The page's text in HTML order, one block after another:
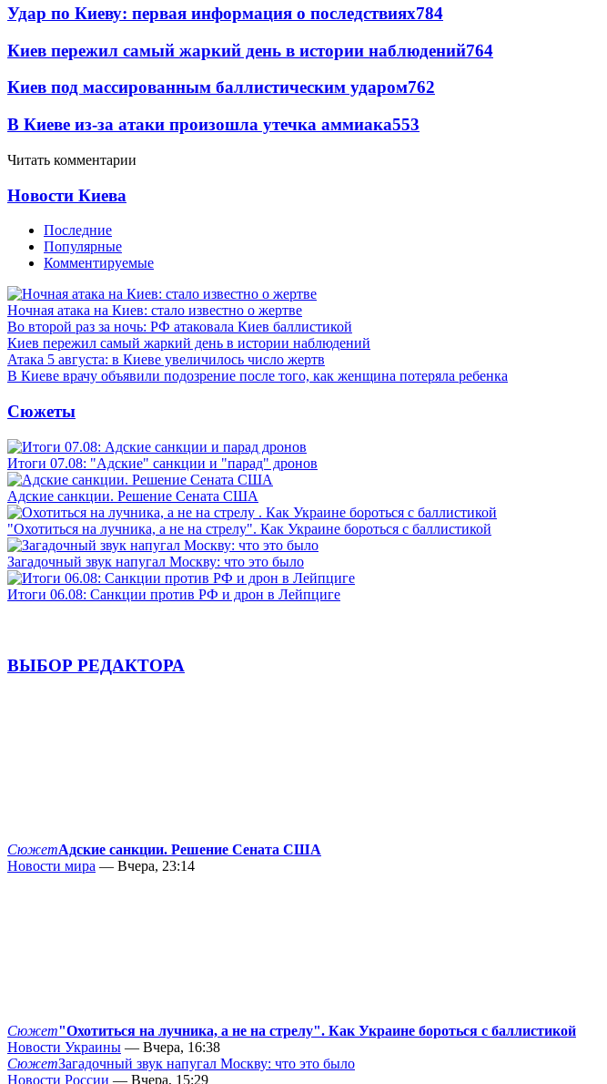
Удар по Киеву: первая информация о последствиях784
Киев пережил самый жаркий день в истории наблюдений764
Киев под массированным баллистическим ударом762
В Киеве из-за атаки произошла утечка аммиака553
Читать комментарии
Новости Киева
Последние
Популярные
Комментируемые
Ночная атака на Киев: стало известно о жертве
Во второй раз за ночь: РФ атаковала Киев баллистикой
Киев пережил самый жаркий день в истории наблюдений
Атака 5 августа: в Киеве увеличилось число жертв
В Киеве врачу объявили подозрение после того, как женщина потеряла ребенка
Сюжеты
Итоги 07.08: "Адские" санкции и "парад" дронов
Адские санкции. Решение Сената США
"Охотиться на лучника, а не на стрелу". Как Украине бороться с баллистикой
Загадочный звук напугал Москву: что это было
Итоги 06.08: Санкции против РФ и дрон в Лейпциге
ВЫБОР РЕДАКТОРА
СюжетАдские санкции. Решение Сената США
Новости мира — Вчера, 23:14
Сюжет"Охотиться на лучника, а не на стрелу". Как Украине бороться с баллистикой
Новости Украины — Вчера, 16:38
СюжетЗагадочный звук напугал Москву: что это было
Новости России — Вчера, 15:29